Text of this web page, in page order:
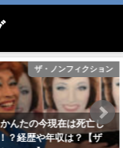
今夜くらべてみました
キの歌い方がかわい
や本名・歳(年齢)も調